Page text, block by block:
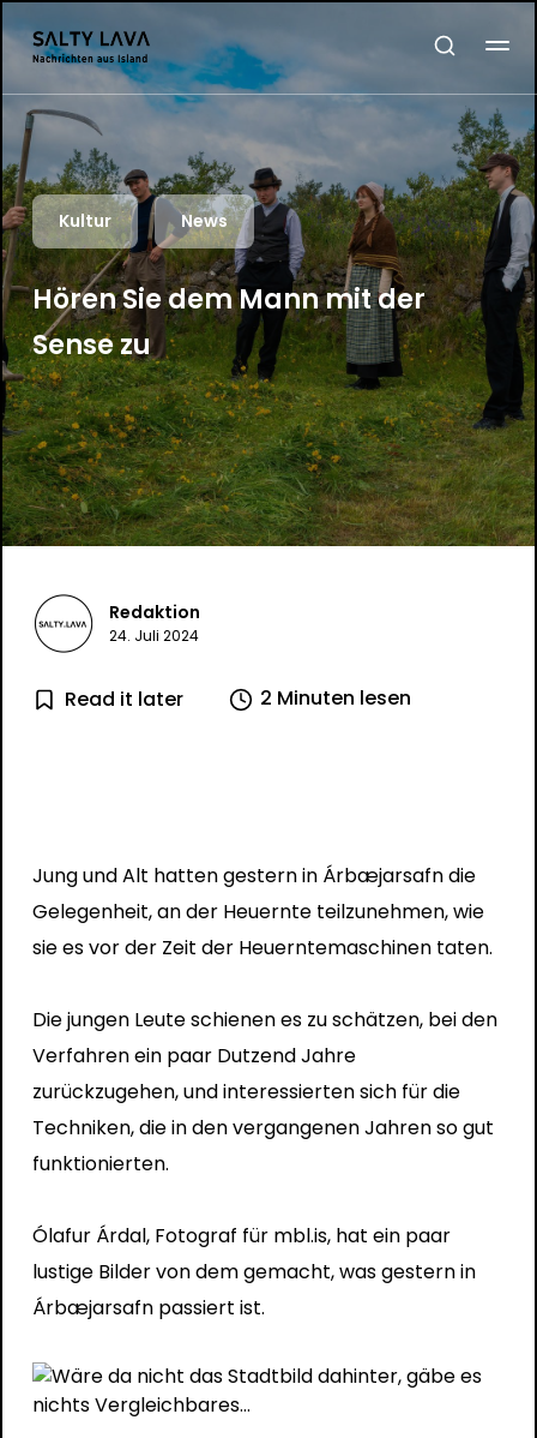
Kultur News
Hören Sie dem Mann mit der
Sense zu
Redaktion
24. Juli 2024
Read it later 2 Minuten lesen
Jung und Alt hatten gestern in Árbæjarsafn die
Gelegenheit, an der Heuernte teilzunehmen, wie
sie es vor der Zeit der Heuerntemaschinen taten.
Die jungen Leute schienen es zu schätzen, bei den
Verfahren ein paar Dutzend Jahre
zurückzugehen, und interessierten sich für die
Techniken, die in den vergangenen Jahren so gut
funktionierten.
Ólafur Árdal, Fotograf für mbl.is, hat ein paar
lustige Bilder von dem gemacht, was gestern in
Árbæjarsafn passiert ist.